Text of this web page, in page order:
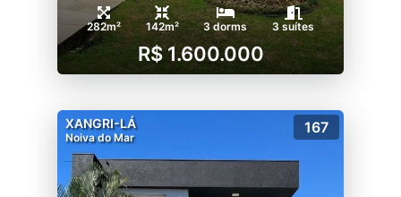
282m² 142m² 3 dorms 3 suítes
R$ 1.600.000
XANGRI-LÁ
Noiva do Mar
167